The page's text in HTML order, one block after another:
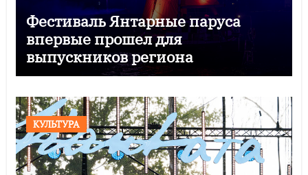
Фестиваль Янтарные паруса
впервые прошел для
выпускников региона
КУЛЬТУРА